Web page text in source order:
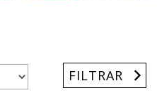
FILTRAR